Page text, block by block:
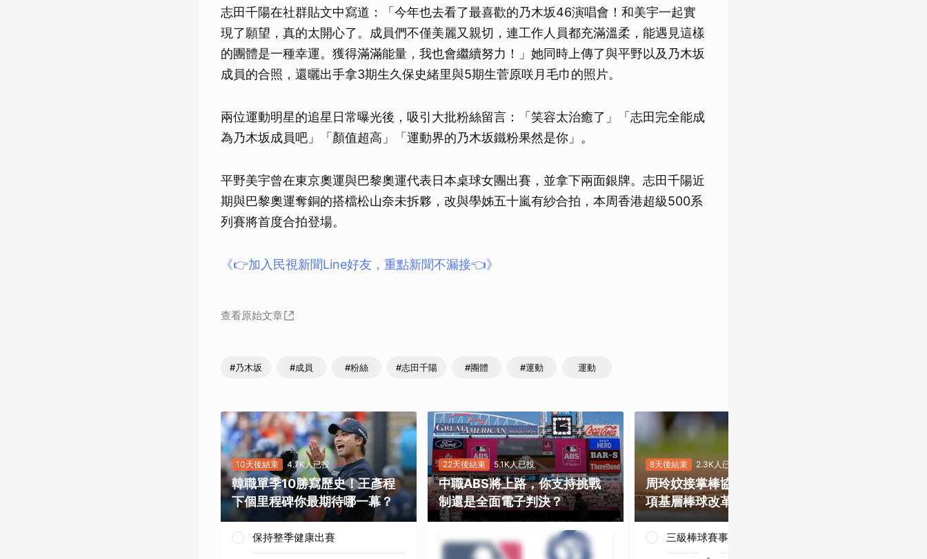
志田千陽在社群貼文中寫道：「今年也去看了最喜歡的乃木坂46演唱會！和美宇一起實
現了願望，真的太開心了。成員們不僅美麗又親切，連工作人員都充滿溫柔，能遇見這樣
的團體是一種幸運。獲得滿滿能量，我也會繼續努力！」她同時上傳了與平野以及乃木坂
成員的合照，還曬出手拿3期生久保史緒里與5期生菅原咲月毛巾的照片。
兩位運動明星的追星日常曝光後，吸引大批粉絲留言：「笑容太治癒了」「志田完全能成
為乃木坂成員吧」「顏值超高」「運動界的乃木坂鐵粉果然是你」。
平野美宇曾在東京奧運與巴黎奧運代表日本桌球女團出賽，並拿下兩面銀牌。志田千陽近
期與巴黎奧運奪銅的搭檔松山奈未拆夥，改與學姊五十嵐有紗合拍，本周香港超級500系
列賽將首度合拍登場。
《👉加入民視新聞Line好友，重點新聞不漏接👈》
查看原始文章
#乃木坂 #成員 #粉絲 #志田千陽 #團體 #運動 運動
10天後結束 4.7K人已投
韓職單季10勝寫歷史！王彥程
下個里程碑你最期待哪一幕？
保持整季健康出賽
22天後結束 5.1K人已投
中職ABS將上路，你支持挑戰
制還是全面電子判決？
8天後結束 2.3K人已投
周玲妏接掌棒協，你最期待哪一
項基層棒球改革？
三級棒球賽事正常化